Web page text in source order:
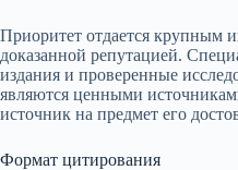
Приоритет отдается крупным
доказанной репутацией.
издания и проверенные
являются ценными
источник на предмет его
Формат цитирования